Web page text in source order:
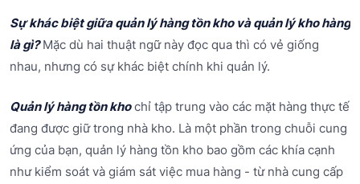
Sự khác biệt giữa quản lý hàng tồn kho và quản lý kho hàng
là gì?Mặc dù hai thuật ngữ này đọc qua thì có vẻ giống
nhau, nhưng có sự khác biệt chính khi quản lý.
Quản lý hàng tồn khochỉ tập trung vào các mặt hàng thực tế
đang được giữ trong nhà kho. Là một phần trong chuỗi cung
ứng của bạn, quản lý hàng tồn kho bao gồm các khía cạnh
như kiểm soát và giám sát việc mua hàng - từ nhà cung cấp